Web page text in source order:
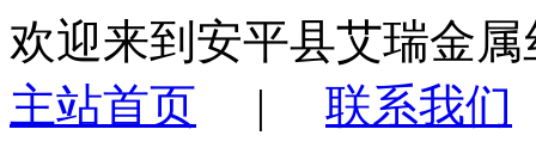
欢迎来到安平县艾瑞金
主站首页 | 联系我们